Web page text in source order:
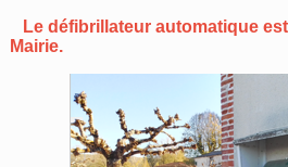
Le défibrillateur automatique
Mairie.